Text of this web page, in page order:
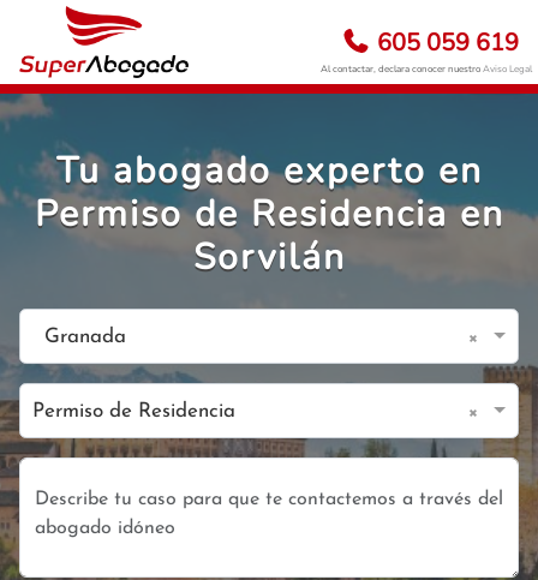
605 059 619
Al contactar, declara conocer nuestroAviso Legal
Tu abogado experto en
Permiso de Residencia en
Sorvilán
Granada ×
Permiso de Residencia ×